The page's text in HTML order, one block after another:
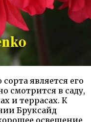
является его
смотрится в саду,
и террасах. К
Бруксайд
освещение